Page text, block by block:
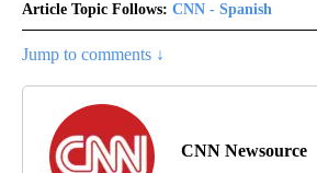
Article Topic Follows: CNN - Spanish
Jump to comments ↓
CNN Newsource